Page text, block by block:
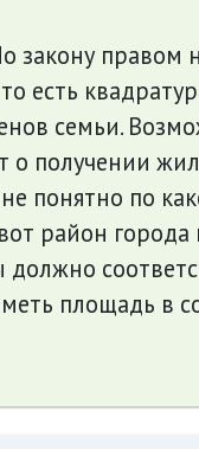
закону правом
есть
семьи.
о получении
понятно по
район
должно
площадь в